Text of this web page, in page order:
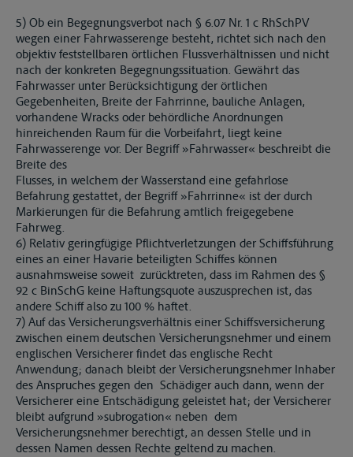
5) Ob ein Begegnungsverbot nach § 6.07 Nr. 1 c RhSchPV
wegen einer Fahrwasserenge besteht, richtet sich nach den
objektiv feststellbaren örtlichen Flussverhältnissen und nicht
nach der konkreten Begegnungssituation. Gewährt das
Fahrwasser unter Berücksichtigung der örtlichen
Gegebenheiten, Breite der Fahrrinne, bauliche Anlagen,
vorhandene Wracks oder behördliche Anordnungen
hinreichenden Raum für die Vorbeifahrt, liegt keine
Fahrwasserenge vor. Der Begriff »Fahrwasser« beschreibt die
Breite des
Flusses, in welchem der Wasserstand eine gefahrlose
Befahrung gestattet, der Begriff »Fahrrinne« ist der durch
Markierungen für die Befahrung amtlich freigegebene
Fahrweg.
6) Relativ geringfügige Pflichtverletzungen der Schiffsführung
eines an einer Havarie beteiligten Schiffes können
ausnahmsweise soweit zurücktreten, dass im Rahmen des §
92 c BinSchG keine Haftungsquote auszusprechen ist, das
andere Schiff also zu 100 % haftet.
7) Auf das Versicherungsverhältnis einer Schiffsversicherung
zwischen einem deutschen Versicherungsnehmer und einem
englischen Versicherer findet das englische Recht
Anwendung; danach bleibt der Versicherungsnehmer Inhaber
des Anspruches gegen den Schädiger auch dann, wenn der
Versicherer eine Entschädigung geleistet hat; der Versicherer
bleibt aufgrund »subrogation« neben dem
Versicherungsnehmer berechtigt, an dessen Stelle und in
dessen Namen dessen Rechte geltend zu machen.